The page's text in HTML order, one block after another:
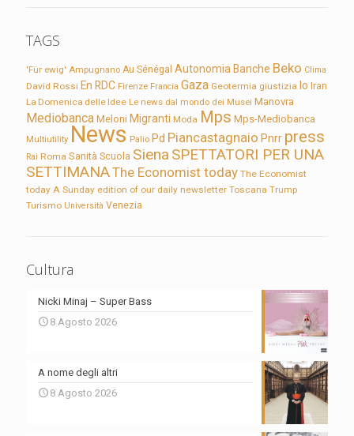
TAGS
'Für ewig' Ampugnano Au Sénégal Autonomia Banche Beko Clima
David Rossi En RDC Firenze Francia Gaza Geotermia giustizia Io Iran
La Domenica delle Idee Le news dal mondo dei Musei Manovra
Mediobanca Meloni Migranti Moda Mps Mps-Mediobanca
Multiutility News Palio Pd Piancastagnaio Pnrr press
Rai Roma Sanità Scuola Siena SPETTATORI PER UNA
SETTIMANAThe Economist today The Economist
today A Sunday edition of our daily newsletter Toscana Trump
Turismo Università Venezia
Cultura
Nicki Minaj – Super Bass
8 Agosto 2026
A nome degli altri
8 Agosto 2026